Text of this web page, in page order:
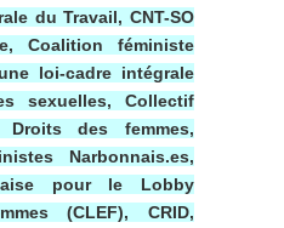
du Travail, CNT-SO
Coalition féministe
loi-cadre intégrale
sexuelles, Collectif
des femmes,
Narbonnais.es,
pour le Lobby
(CLEF), CRID,